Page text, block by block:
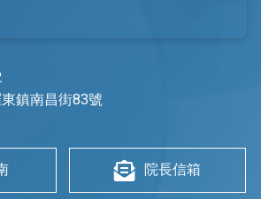
鎮南昌街83號
院長信箱